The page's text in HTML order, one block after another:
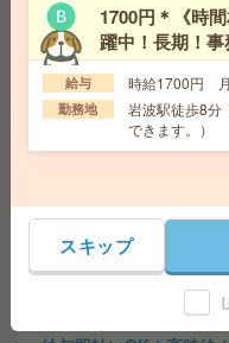
給 与 時給1600円
交通費 交通費支給有り
勤務地 富士岡駅～車3分 ※
給与即払いOK！高時給
給 与 時給1750円
交通費 交通費支給有り
勤務地 足柄駅～車10分 ※
1700円＊《時
躍中！長期！
給与 時給1700円
勤務地
岩波駅徒歩8分
できます。）
スキップ